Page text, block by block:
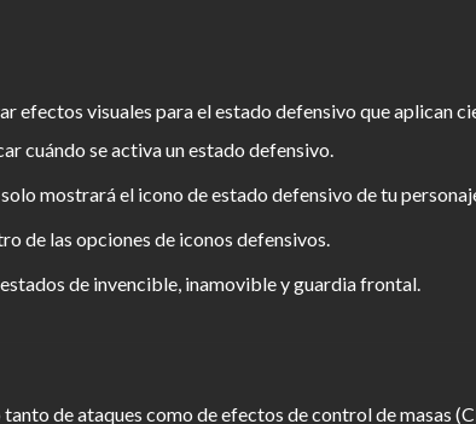
efectos visuales para el estado defensivo que aplican
cuándo se activa un estado defensivo.
mostrará el icono de estado defensivo de tu
de las opciones de iconos defensivos.
de invencible, inamovible y guardia frontal.
tanto de ataques como de efectos de control de masas